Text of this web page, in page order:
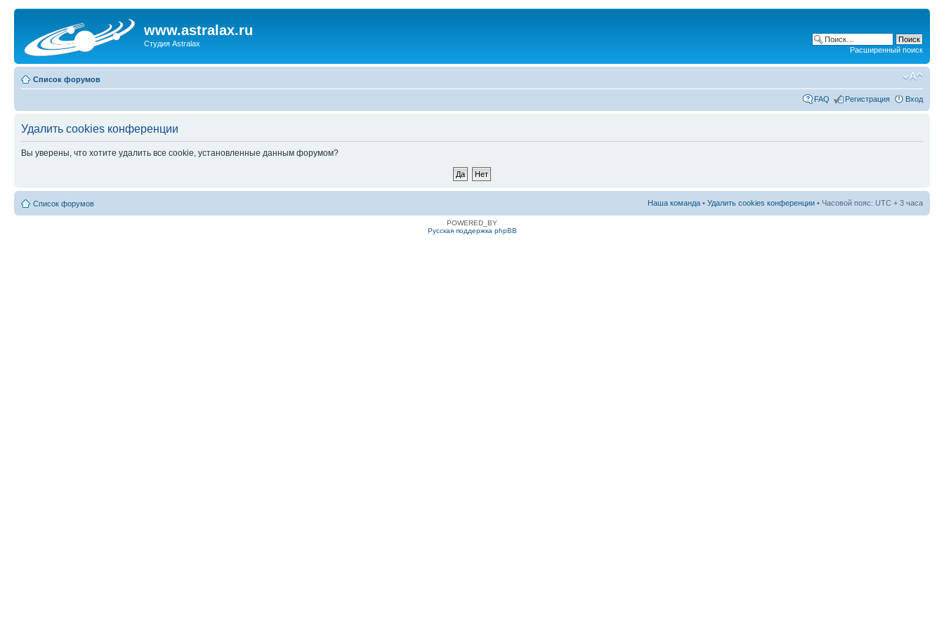
www.astralax.ru
Студия Astralax
Расширенный поиск
Список форумов
FAQ Регистрация Вход
Удалить cookies конференции
Вы уверены, что хотите удалить все cookie, установленные данным форумом?
Список форумов Наша команда • Удалить cookies конференции • Часовой пояс: UTC + 3 часа
POWERED_BY
Русская поддержка phpBB